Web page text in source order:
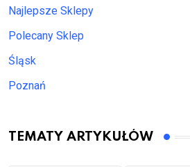
Najlepsze Sklepy
Polecany Sklep
Śląsk
Poznań
TEMATY ARTYKUŁÓW